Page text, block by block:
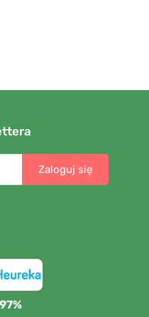
Zaloguj się
97%